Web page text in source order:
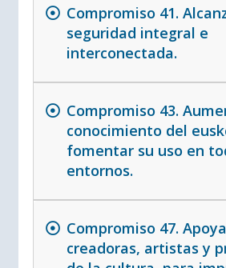
Compromiso 41.
seguridad integral e
interconectada.
Compromiso 43.
conocimiento del
fomentar su uso en
entornos.
Compromiso 47.
creadoras, artistas y